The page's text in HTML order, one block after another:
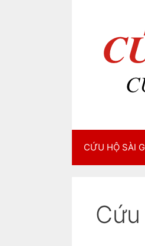
CỨU HỘ SÀI